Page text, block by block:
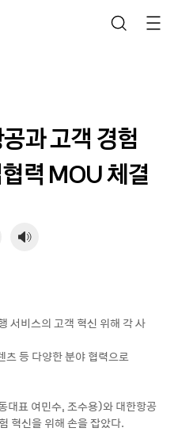
과 고객 경험
력 MOU 체결
비스의 고객 혁신 위해 각 사
등 다양한 분야 협력으로
표 여민수, 조수용)와 대한항공
혁신을 위해 손을 잡았다.